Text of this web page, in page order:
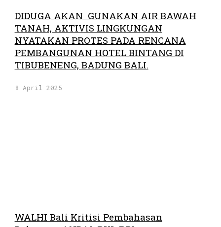
DIDUGA AKAN GUNAKAN AIR BAWAH
TANAH, AKTIVIS LINGKUNGAN
NYATAKAN PROTES PADA RENCANA
PEMBANGUNAN HOTEL BINTANG DI
TIBUBENENG, BADUNG BALI.
8 April 2025
WALHI Bali Kritisi Pembahasan